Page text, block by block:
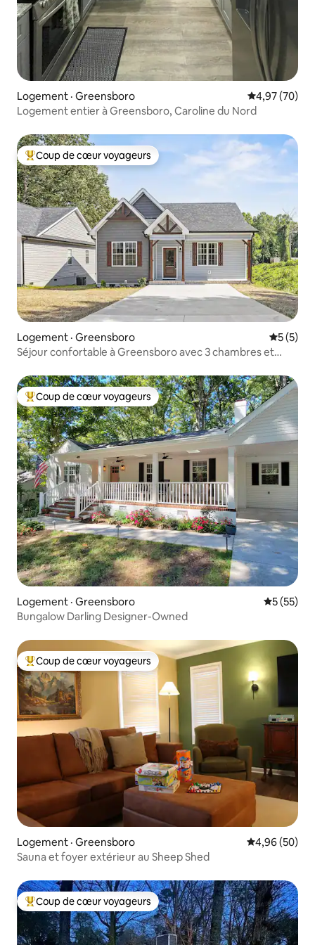
Logement · Greensboro Note
4,97 (70)
Logement entier à Greensboro, Caroline du Nord
Coup de cœur voyageurs parmi les plus aimés
Coup de cœur voyageurs
Logement · Greensboro Note
5 (5)
Séjour confortable à Greensboro avec 3 chambres et
Coup de cœur voyageurs parmi les plus aimés
Coup de cœur voyageurs
Logement · Greensboro Note
5 (55)
Bungalow Darling Designer-Owned
Coup de cœur voyageurs parmi les plus aimés
Coup de cœur voyageurs
Logement · Greensboro Note
4,96 (50)
Sauna et foyer extérieur au Sheep Shed
Coup de cœur voyageurs parmi les plus aimés
Coup de cœur voyageurs